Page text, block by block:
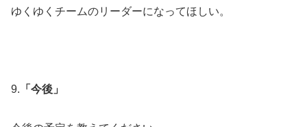
ゆくゆくチームのリーダーになってほしい。
9. 「今後」